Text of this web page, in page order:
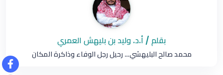
بقلم / أ.د. وليد بن بليهش العمري
محمد صالح البليهشي… رحيل رجل الوفاء وذاكرة المكان